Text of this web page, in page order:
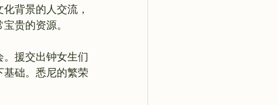
背景的人交流，
贵的资源。
援交出钟女生们
基础。悉尼的繁荣